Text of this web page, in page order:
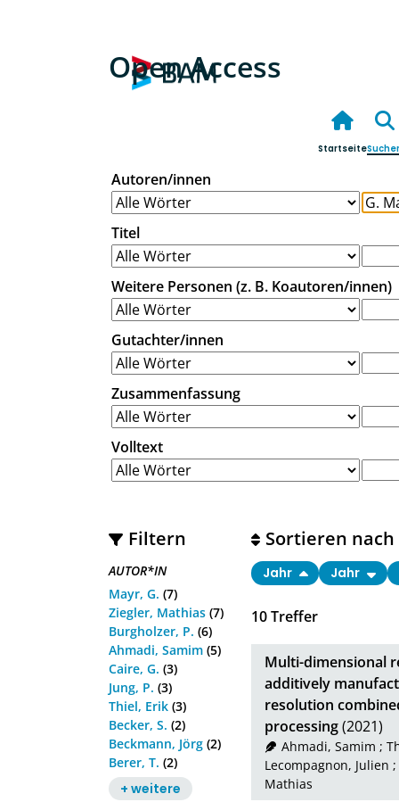
Open Access
Startseite
Autoren/innen
Titel
Weitere Personen (z. B. Koautoren/innen)
Gutachter/innen
Zusammenfassung
Volltext
Filtern
AUTOR*IN
Mayr, G. (7)
Ziegler, Mathias (7)
Burgholzer, P. (6)
Ahmadi, Samim (5)
Caire, G. (3)
Jung, P. (3)
Thiel, Erik (3)
Becker, S. (2)
Beckmann, Jörg (2)
Berer, T. (2)
+ weitere
10Treffer
Sortieren nach
Jahr Jahr
Multi-dimensional
additively
resolution
processing(2021)
Ahmadi, Samim ;
Lecompagnon, Julien ;
Mathias